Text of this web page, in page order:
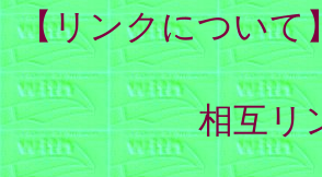
【リンクについて
相互リ